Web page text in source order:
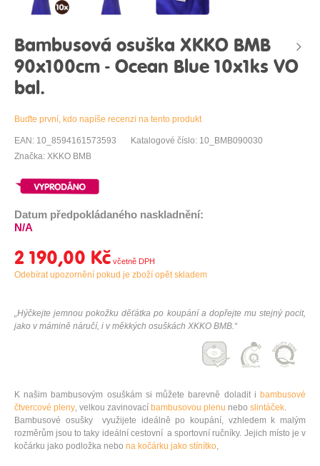
Bambusová osuška XKKO BMB
90x100cm - Ocean Blue 10x1ks VO
bal.
Buďte první, kdo napíše recenzi na tento produkt
EAN: 10_8594161573593
Katalogové číslo: 10_BMB090030
Značka: XKKO BMB
Datum předpokládaného naskladnění:
N/A
2 190,00 Kč
Odebírat upozornění pokud je zboží opět skladem
„Hýčkejte jemnou pokožku děťátka po koupání a dopřejte mu stejný pocit,
jako v mámině náručí, i v měkkých osuškách XKKO BMB.“
K našim bambusovým osuškám si můžete barevně doladit i bambusové
čtvercové pleny, velkou zavinovací bambusovou plenu nebo slintáček.
Bambusové osušky využijete ideálně po koupání, vzhledem k malým
rozměrům jsou to taky ideální cestovní a sportovní ručníky. Jejich místo je v
kočárku jako podložka nebo na kočárku jako stínítko,